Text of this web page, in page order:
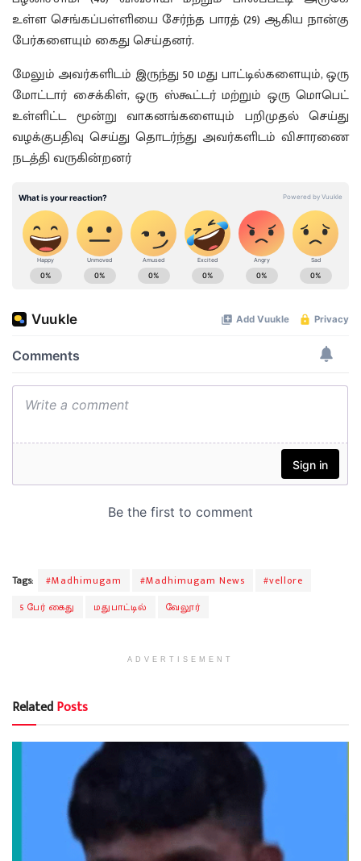
உள்ள செங்கப்பள்ளியை சேர்ந்த பாரத் (29) ஆகிய நான்கு
பேர்களையும் கைது செய்தனர்.
மேலும் அவர்களிடம் இருந்து 50 மது பாட்டில்களையும், ஒரு
மோட்டார் சைக்கிள், ஒரு ஸ்கூட்டர் மற்றும் ஒரு மொபெட்
உள்ளிட்ட மூன்று வாகனங்களையும் பறிமுதல் செய்து
வழக்குபதிவு செய்து தொடர்ந்து அவர்களிடம் விசாரணை
நடத்தி வருகின்றனர்
Tags: #Madhimugam #Madhimugam News
#vellore
5 பேர் கைது
மதுபாட்டில் வேலூர்
ADVERTISEMENT
RelatedPosts